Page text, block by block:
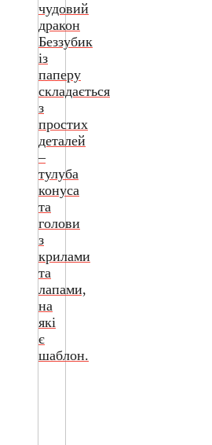
чудовий
дракон
Беззубик
із
паперу
складається
з
простих
деталей
–
тулуба
конуса
та
голови
з
крилами
та
лапами,
на
які
є
шаблон.